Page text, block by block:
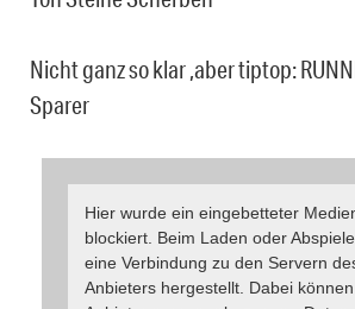
Nicht ganz so klar ,aber tiptop:
Sparer
Hier wurde ein eingebetteter
blockiert. Beim Laden oder
eine Verbindung zu den Servern
Anbieters hergestellt. Dabei